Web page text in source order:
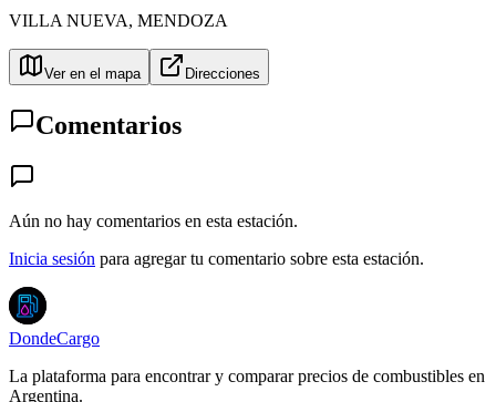
VILLA NUEVA, MENDOZA
Ver en el mapa Direcciones
Comentarios
Aún no hay comentarios en esta estación.
Inicia sesión para agregar tu comentario sobre esta estación.
DondeCargo
La plataforma para encontrar y comparar precios de combustibles en
Argentina.